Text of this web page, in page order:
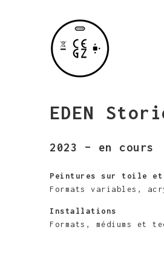
EDEN
2023 – en cours
Peintures sur toile et
Formats variables,
Installations
Formats, médiums et